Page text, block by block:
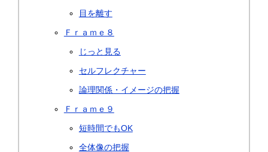
目を離す
Ｆｒａｍｅ８
じっと見る
セルフレクチャー
論理関係・イメージの把握
Ｆｒａｍｅ９
短時間でもOK
全体像の把握